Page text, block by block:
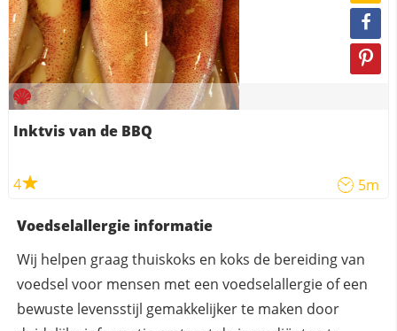
Inktvis van de BBQ
4 5m
Voedselallergie informatie
Wij helpen graag thuiskoks en koks de bereiding van
voedsel voor mensen met een voedselallergie of een
bewuste levensstijl gemakkelijker te maken door